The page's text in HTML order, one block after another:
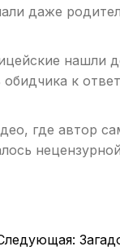
даже
нашли
к
где автор